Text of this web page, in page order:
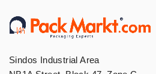
Sindos Industrial Area